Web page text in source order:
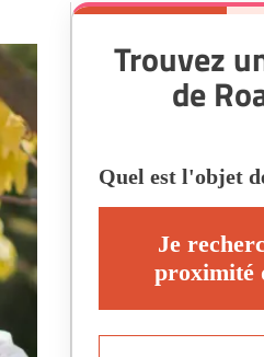
Trouvez
de
Quel est l'objet
Je
proximité